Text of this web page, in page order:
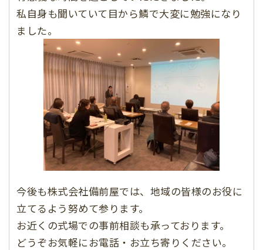
私自身も聞いていて目から鱗で大変に勉強になり
ました。
今後も株式会社備前屋では、地域の皆様のお役に
立てるよう努めて参ります。
お近くの式場での事前相談も承っております。
どうぞお気軽にお電話・お立ち寄りください。